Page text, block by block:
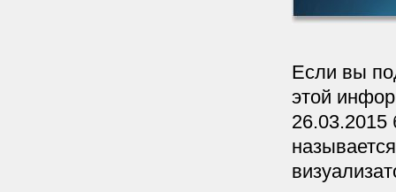
Если вы
этой
26.03.2015